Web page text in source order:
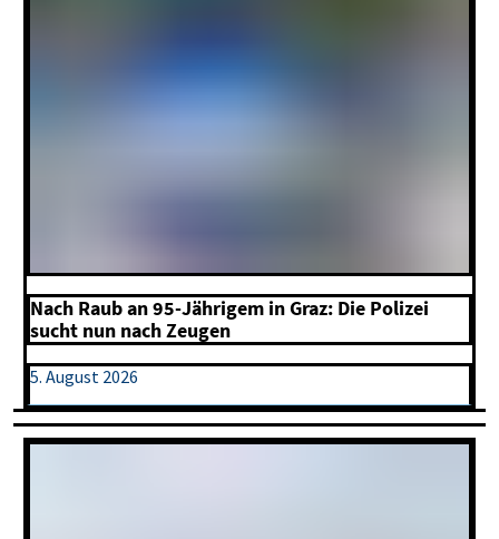
Nach Raub an 95-Jährigem in Graz: Die Polizei
sucht nun nach Zeugen
5. August 2026